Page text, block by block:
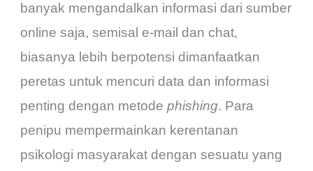
banyak mengandalkan informasi dari sumber
online saja, semisal e-mail dan chat,
biasanya lebih berpotensi dimanfaatkan
peretas untuk mencuri data dan informasi
penting dengan metodephishing. Para
penipu mempermainkan kerentanan
psikologi masyarakat dengan sesuatu yang